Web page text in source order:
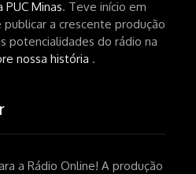
Minas. Teve início em
a crescente produção
potencialidades do rádio na
nossa história .
a Rádio Online! A produção